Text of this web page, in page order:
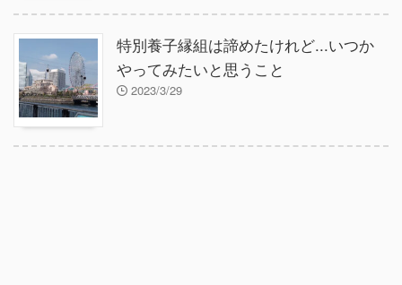
特別養子縁組は諦めたけれど...いつか
やってみたいと思うこと
2023/3/29